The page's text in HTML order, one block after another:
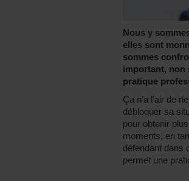
Nous y
elles sont
sommes
important, non
pratique
Ça n’a l’air de
débloquer sa
pour obtenir
moments, en
défendant dans
permet une